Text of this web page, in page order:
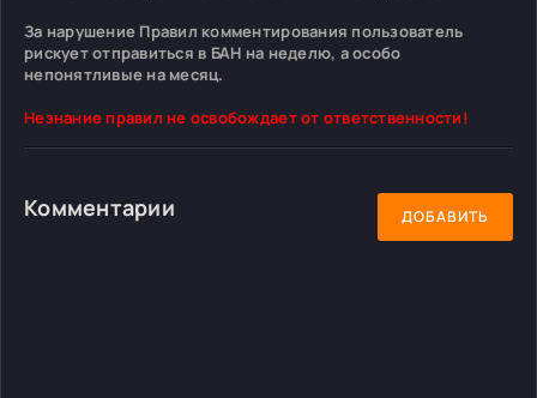
За нарушение Правил комментирования пользователь
рискует отправиться в БАН на неделю, а особо
непонятливые на месяц.
Незнание правил не освобождает от ответственности!
Комментарии ДОБАВИТЬ